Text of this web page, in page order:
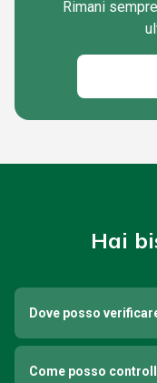
Rimani
Hai
Dove posso
Come posso